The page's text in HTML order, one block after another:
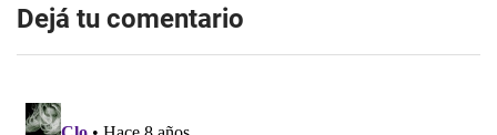
Dejá tu comentario